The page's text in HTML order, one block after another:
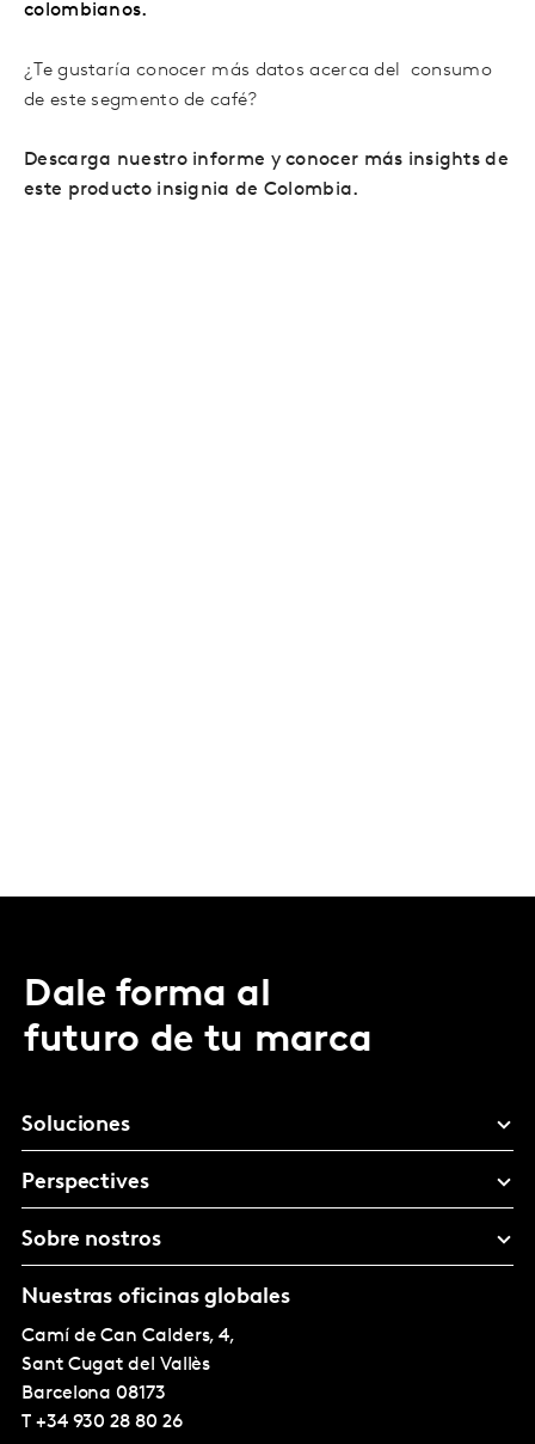
colombianos.
¿Te gustaría conocer más datos acerca del consumo
de este segmento de café?
Descarga nuestro informe y conocer más insights de
este producto insignia de Colombia.
Dale forma al
futuro de tu marca
Soluciones
Perspectives
Sobre nostros
Nuestras oficinas globales
Camí de Can Calders, 4,
Sant Cugat del Vallès
Barcelona 08173
T +34 930 28 80 26